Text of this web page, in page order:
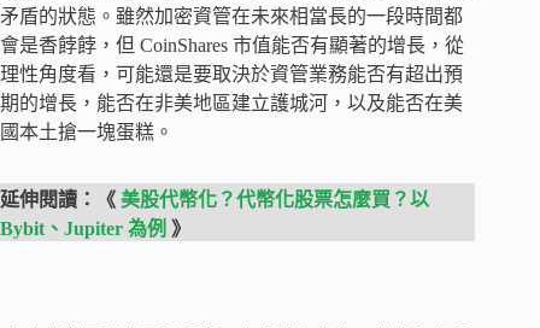
矛盾的狀態。雖然加密資管在未來相當長的一段時間都
會是香餑餑，但 CoinShares 市值能否有顯著的增長，從
理性角度看，可能還是要取決於資管業務能否有超出預
期的增長，能否在非美地區建立護城河，以及能否在美
國本土搶一塊蛋糕。
延伸閱讀：《 美股代幣化？代幣化股票怎麼買？以
Bybit、Jupiter 為例 》